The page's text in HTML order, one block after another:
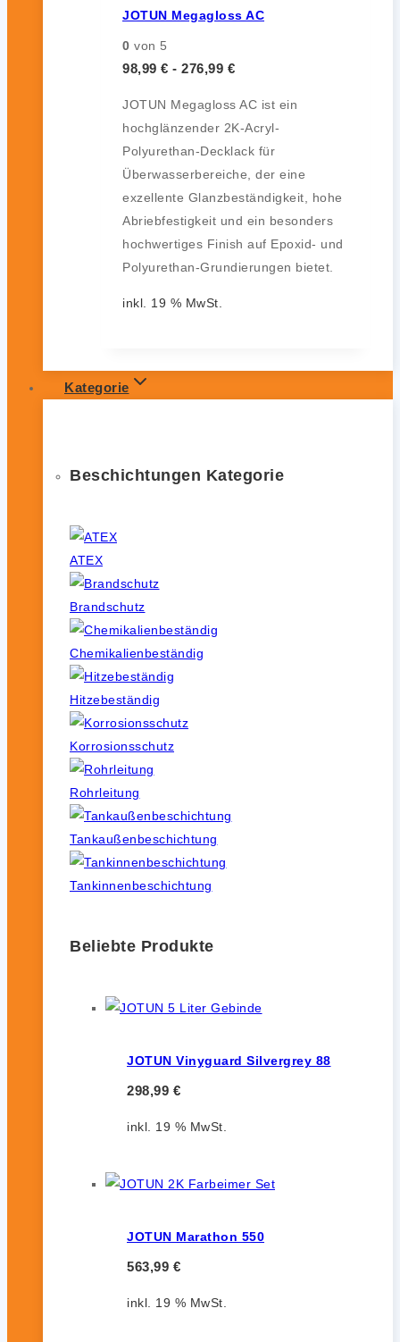
JOTUN Megagloss AC
0 von 5
98,99 € - 276,99 €
JOTUN Megagloss AC ist ein
hochglänzender 2K-Acryl-
Polyurethan-Decklack für
Überwasserbereiche, der eine
exzellente Glanzbeständigkeit, hohe
Abriebfestigkeit und ein besonders
hochwertiges Finish auf Epoxid- und
Polyurethan-Grundierungen bietet.
inkl. 19 % MwSt.
Kategorie
Beschichtungen Kategorie
ATEX
Brandschutz
Chemikalienbeständig
Hitzebeständig
Korrosionsschutz
Rohrleitung
Tankaußenbeschichtung
Tankinnenbeschichtung
Beliebte Produkte
JOTUN Vinyguard Silvergrey 88
298,99 €
inkl. 19 % MwSt.
JOTUN Marathon 550
563,99 €
inkl. 19 % MwSt.